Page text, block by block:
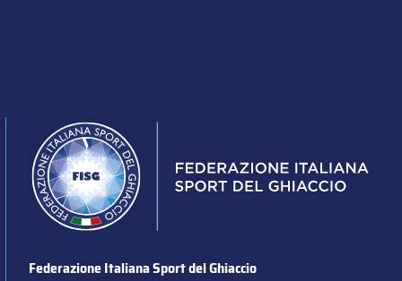
Federazione Italiana Sport del Ghiaccio